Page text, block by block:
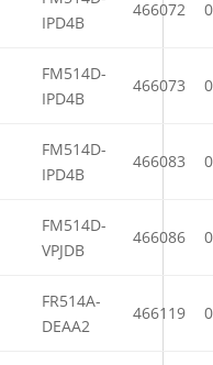
IPD4B
466072
FM514D-
IPD4B
466073
FM514D-
IPD4B
466083
FM514D-
VPJDB
466086
FR514A-
DEAA2
466119